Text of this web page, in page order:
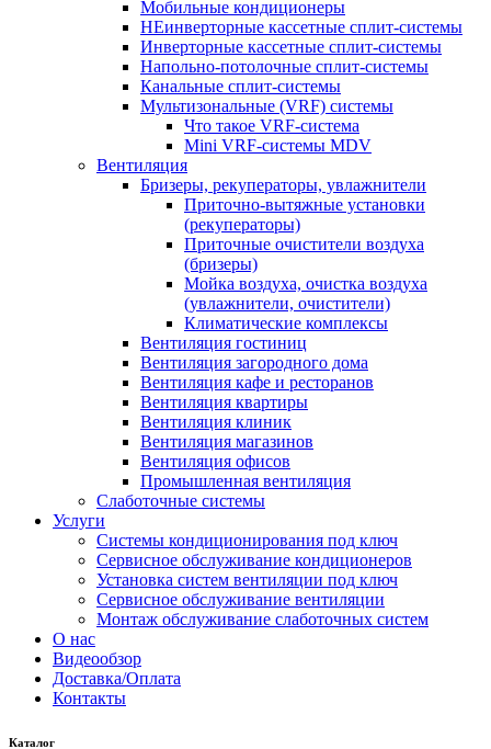
Мобильные кондиционеры
НЕинверторные кассетные сплит-системы
Инверторные кассетные сплит-системы
Напольно-потолочные сплит-системы
Канальные сплит-системы
Мультизональные (VRF) системы
Что такое VRF-система
Mini VRF-системы MDV
Вентиляция
Бризеры, рекуператоры, увлажнители
Приточно-вытяжные установки
(рекуператоры)
Приточные очистители воздуха
(бризеры)
Мойка воздуха, очистка воздуха
(увлажнители, очистители)
Климатические комплексы
Вентиляция гостиниц
Вентиляция загородного дома
Вентиляция кафе и ресторанов
Вентиляция квартиры
Вентиляция клиник
Вентиляция магазинов
Вентиляция офисов
Промышленная вентиляция
Слаботочные системы
Услуги
Системы кондиционирования под ключ
Сервисное обслуживание кондиционеров
Установка систем вентиляции под ключ
Сервисное обслуживание вентиляции
Монтаж обслуживание слаботочных систем
О нас
Видеообзор
Доставка/Оплата
Контакты
Каталог